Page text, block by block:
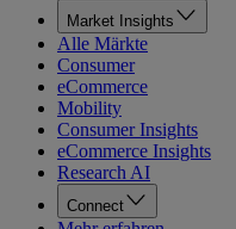
Market Insights
Alle Märkte
Consumer
eCommerce
Mobility
Consumer Insights
eCommerce Insights
Research AI
Connect